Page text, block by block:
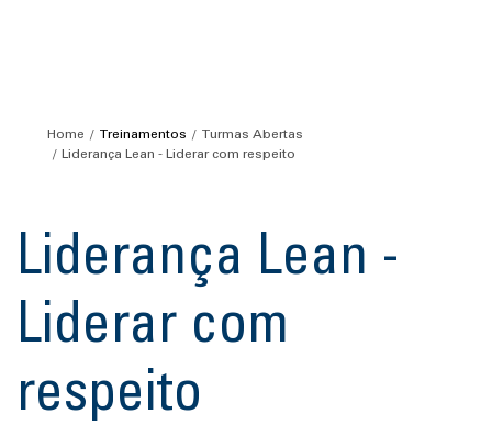
Home Treinamentos
Turmas Abertas
Liderança Lean - Liderar com respeito
Liderança Lean -
Liderar com
respeito